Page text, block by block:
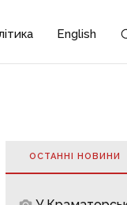
English
ОСТАННІ НОВИНИ